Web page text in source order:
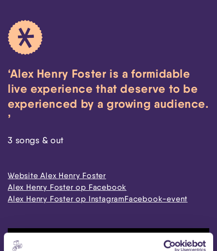
Alex Henry Foster is a formidable
live experience that deserve to be
experienced by a growing audience.
3 songs & out
Website Alex Henry Foster
Alex Henry Foster op Facebook
Alex Henry Foster op InstagramFacebook-event